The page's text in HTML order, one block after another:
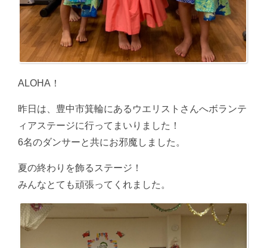
ALOHA！
昨日は、豊中市箕輪にあるウエリストさんへボランテ
ィアステージに行ってまいりました！
6名のダンサーと共にお邪魔しました。
夏の終わりを飾るステージ！
みんなとても頑張ってくれました。